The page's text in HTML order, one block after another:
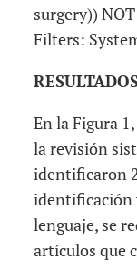
surgery))
Filters:
En la Figura
la revisión
identificaron
identificación
lenguaje, se
artículos que